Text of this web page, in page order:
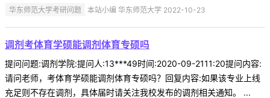
华东师范大学考研问题 本站小编 华东师范大学 2022-10-23
调剂考体育学硕能调剂体育专硕吗
提问问题:调剂学院:提问人:13***49时间:2020-09-2111:20提问内容:
请问老师，考体育学硕能调剂体育专硕吗？回复内容:如果该专业上线
充足则不存在调剂，具体届时请关注我校发布的调剂相关通知。 ...